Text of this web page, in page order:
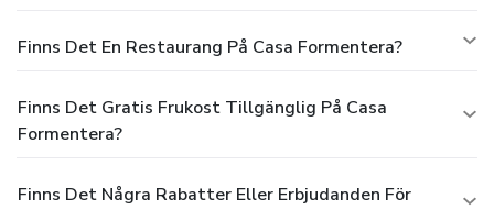
Finns Det En Restaurang På Casa Formentera?
Finns Det Gratis Frukost Tillgänglig På Casa
Formentera?
Finns Det Några Rabatter Eller Erbjudanden För